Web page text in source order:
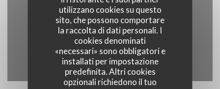
utilizzano cookies su questo
sito, che possono comportare
la raccolta di dati personali. I
cookies denominati
«necessari» sono obbligatori e
installati per impostazione
predefinita. Altri cookies
opzionali richiedono il tuo
17 Rue Gustave Delory 59224 Thiant
03 27 31 00 32
Facebook ((apre una nuova
Instagram ((apre una